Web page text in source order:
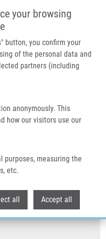
your browsing
button, you confirm your
of the personal data and
partners (including
anonymously. This
how our visitors use our
purposes, measuring the
etc.
all Accept all